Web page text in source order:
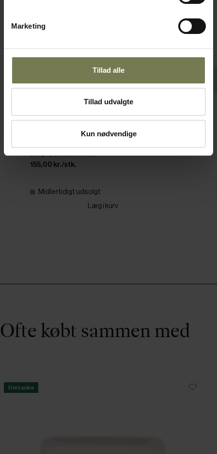
Marketing
Tillad alle
Tillad udvalgte
Kun nødvendige
Pakker af 12 stk.
Din pris (ekskl. moms)
155,00 kr./stk.
Midlertidigt udsolgt
Læg i kurv
Ofte købt sammen med
Omtanke